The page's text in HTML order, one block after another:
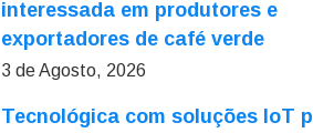
interessada em produtores e
exportadores de café verde
3 de Agosto, 2026
Tecnológica com soluções IoT